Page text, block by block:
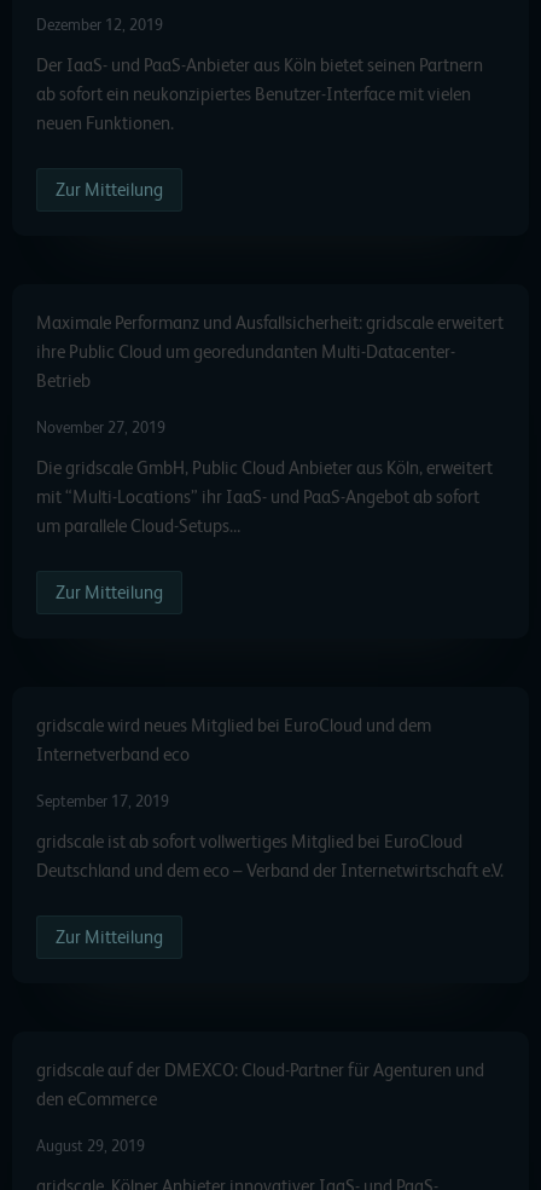
Dezember 12, 2019
Der IaaS- und PaaS-Anbieter aus Köln bietet seinen Partnern
ab sofort ein neukonzipiertes Benutzer-Interface mit vielen
neuen Funktionen.
Zur Mitteilung
Maximale Performanz und Ausfallsicherheit: gridscale erweitert
ihre Public Cloud um georedundanten Multi-Datacenter-
Betrieb
November 27, 2019
Die gridscale GmbH, Public Cloud Anbieter aus Köln, erweitert
mit “Multi-Locations” ihr IaaS- und PaaS-Angebot ab sofort
um parallele Cloud-Setups…
Zur Mitteilung
gridscale wird neues Mitglied bei EuroCloud und dem
Internetverband eco
September 17, 2019
gridscale ist ab sofort vollwertiges Mitglied bei EuroCloud
Deutschland und dem eco – Verband der Internetwirtschaft e.V.
Zur Mitteilung
gridscale auf der DMEXCO: Cloud-Partner für Agenturen und
den eCommerce
August 29, 2019